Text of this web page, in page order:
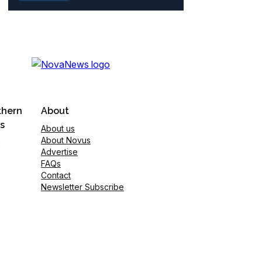
About
About us
About Novus
Advertise
FAQs
Contact
Newsletter Subscribe